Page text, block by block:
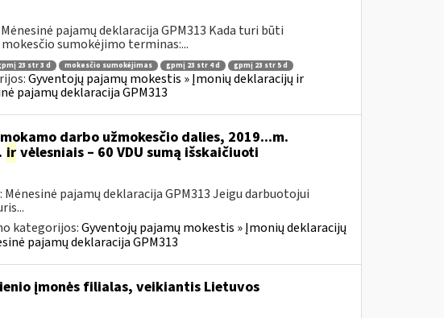
pajamų deklaracija GPM313 Kada turi būti
sumokėjimo terminas:...
23 str 3 d mokesčio sumokėjimas gpmį 23 str 4 d
gpmį 23 str 5 d
Gyventojų pajamų mokestis » Įmonių deklaracijų ir
pajamų deklaracija GPM313
darbo užmokesčio dalies, 2019...m.
irvėlesniais – 60 VDU sumą išskaičiuoti
pajamų deklaracija GPM313 Jeigu darbuotojui
kategorijos:Gyventojų pajamų mokestis » Įmonių deklaracijų
pajamų deklaracija GPM313
įmonės filialas, veikiantis Lietuvos